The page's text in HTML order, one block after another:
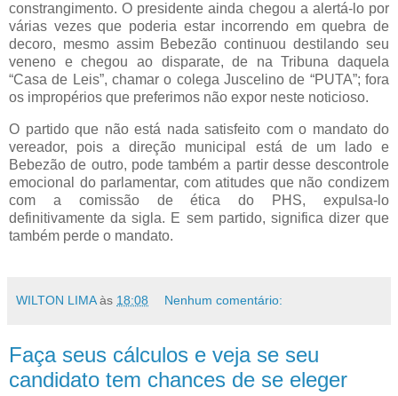
constrangimento. O presidente ainda chegou a alertá-lo por
várias vezes que poderia estar incorrendo em quebra de
decoro, mesmo assim Bebezão continuou destilando seu
veneno e chegou ao disparate, de na Tribuna daquela
“Casa de Leis”, chamar o colega Juscelino de “PUTA”; fora
os impropérios que preferimos não expor neste noticioso.
O partido que não está nada satisfeito com o mandato do
vereador, pois a direção municipal está de um lado e
Bebezão de outro, pode também a partir desse descontrole
emocional do parlamentar, com atitudes que não condizem
com a comissão de ética do PHS, expulsa-lo
definitivamente da sigla. E sem partido, significa dizer que
também perde o mandato.
WILTON LIMA às 18:08 Nenhum comentário:
Faça seus cálculos e veja se seu
candidato tem chances de se eleger